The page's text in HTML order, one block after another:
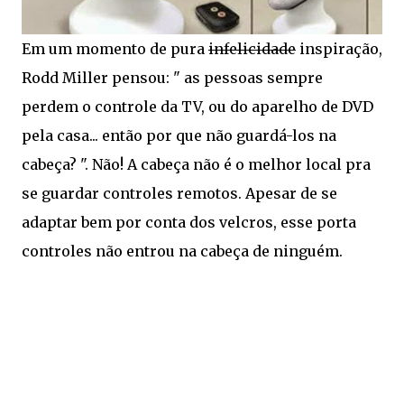
Em um momento de pura infelicidade inspiração,
Rodd Miller pensou: " as pessoas sempre
perdem o controle da TV, ou do aparelho de DVD
pela casa... então por que não guardá-los na
cabeça? ". Não! A cabeça não é o melhor local pra
se guardar controles remotos. Apesar de se
adaptar bem por conta dos velcros, esse porta
controles não entrou na cabeça de ninguém.